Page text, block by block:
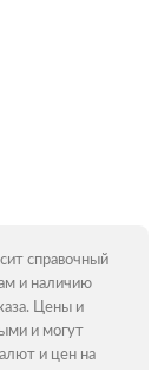
справочный
и наличию
Цены и
и могут
и цен на